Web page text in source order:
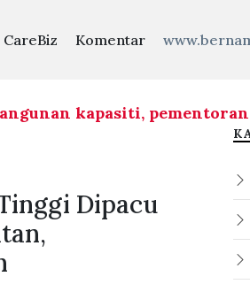
CareBiz Komentar
kapasiti, pementoran
Dipacu